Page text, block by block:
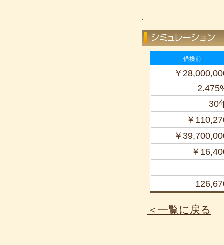
借換前
￥
30
￥
￥
￥
＜一覧に戻る